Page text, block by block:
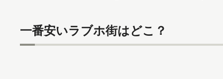
一番安いラブホ街はどこ？